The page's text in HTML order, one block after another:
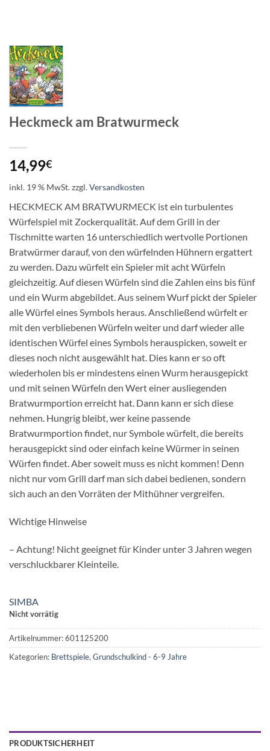
Heckmeck am Bratwurmeck
14,99€
inkl. 19 % MwSt.zzgl.Versandkosten
HECKMECK AM BRATWURMECK ist ein turbulentes
Würfelspiel mit Zockerqualität. Auf dem Grill in der
Tischmitte warten 16 unterschiedlich wertvolle Portionen
Bratwürmer darauf, von den würfelnden Hühnern ergattert
zu werden. Dazu würfelt ein Spieler mit acht Würfeln
gleichzeitig. Auf diesen Würfeln sind die Zahlen eins bis fünf
und ein Wurm abgebildet. Aus seinem Wurf pickt der Spieler
alle Würfel eines Symbols heraus. Anschließend würfelt er
mit den verbliebenen Würfeln weiter und darf wieder alle
identischen Würfel eines Symbols herauspicken, soweit er
dieses noch nicht ausgewählt hat. Dies kann er so oft
wiederholen bis er mindestens einen Wurm herausgepickt
und mit seinen Würfeln den Wert einer ausliegenden
Bratwurmportion erreicht hat. Dann kann er sich diese
nehmen. Hungrig bleibt, wer keine passende
Bratwurmportion findet, nur Symbole würfelt, die bereits
herausgepickt sind oder einfach keine Würmer in seinen
Würfen findet. Aber soweit muss es nicht kommen! Denn
nicht nur vom Grill darf man sich dabei bedienen, sondern
sich auch an den Vorräten der Mithühner vergreifen.
Wichtige Hinweise
– Achtung! Nicht geeignet für Kinder unter 3 Jahren wegen
verschluckbarer Kleinteile.
SIMBA
Nicht vorrätig
Artikelnummer:601125200
Kategorien: Brettspiele, Grundschulkind - 6-9 Jahre
PRODUKTSICHERHEIT